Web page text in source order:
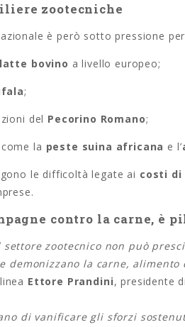
zootecniche
è però sotto pressione
bovino a livello europeo;
;
del Pecorino Romano;
la peste suina africana e l’
le difficoltà legate ai costi di
contro la carne, è
zootecnico non può
demonizzano la carne,
Ettore Prandini, presidente
di vanificare gli sforzi